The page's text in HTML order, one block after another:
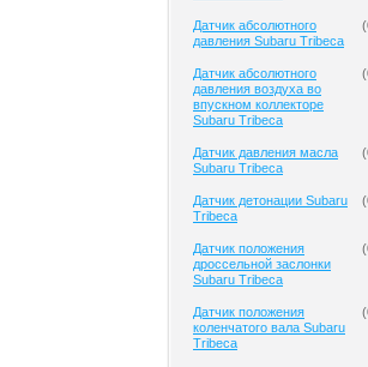
Датчик абсолютного
давления Subaru Tribeca
(
Датчик абсолютного
давления воздуха во
впускном коллекторе
Subaru Tribeca
(
Датчик давления масла
Subaru Tribeca
(
Датчик детонации Subaru
Tribeca
(
Датчик положения
дроссельной заслонки
Subaru Tribeca
(
Датчик положения
коленчатого вала Subaru
Tribeca
(